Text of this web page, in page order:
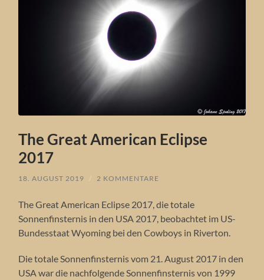
The Great American Eclipse
2017
18. AUGUST 2019 / 2 KOMMENTARE
The Great American Eclipse 2017, die totale
Sonnenfinsternis in den USA 2017, beobachtet im US-
Bundesstaat Wyoming bei den Cowboys in Riverton.
Die totale Sonnenfinsternis vom 21. August 2017 in den
USA war die nachfolgende Sonnenfinsternis von 1999